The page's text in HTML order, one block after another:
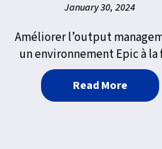
VPSX/OutputManager
January 30, 2024
Améliorer l’output
un environnement Epic à la
Read Moreabout